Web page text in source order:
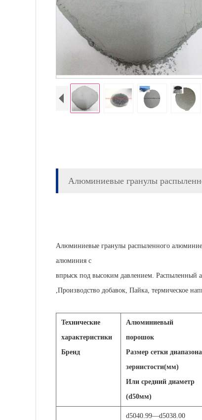
Алюминиевые гранулы
Алюминиевые гранулы распыленного
алюминия с
впрыск под высоким давлением. Распыленный
,Производство добавок, Пайка, термическое
Технические
характеристики
Бренд
Алюминиевый
порошок
Размер сетки диапазона
зернистости(мм)
Или средний диаметр
(d50мм)
d5040.99—d5038.00